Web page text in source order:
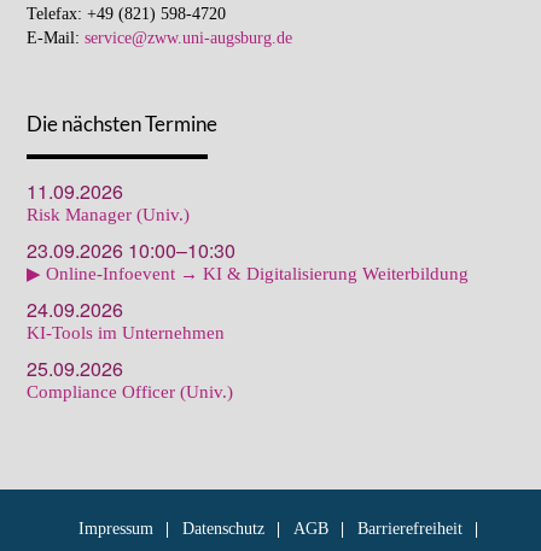
Telefax: +49 (821) 598-4720
E-Mail:service@zww.uni-augsburg.de
Die nächsten Termine
11.09.2026
Risk Manager (Univ.)
23.09.2026 10:00–10:30
▶ Online-Infoevent → KI & Digitalisierung Weiterbildung
24.09.2026
KI-Tools im Unternehmen
25.09.2026
Compliance Officer (Univ.)
Impressum Datenschutz AGB Barrierefreiheit